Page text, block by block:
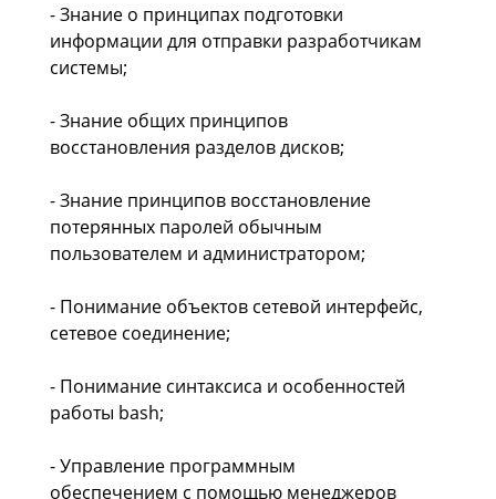
- Знание о принципах подготовки
информации для отправки разработчикам
системы;
- Знание общих принципов
восстановления разделов дисков;
- Знание принципов восстановление
потерянных паролей обычным
пользователем и администратором;
- Понимание объектов сетевой интерфейс,
сетевое соединение;
- Понимание синтаксиса и особенностей
работы bash;
- Управление программным
обеспечением с помощью менеджеров